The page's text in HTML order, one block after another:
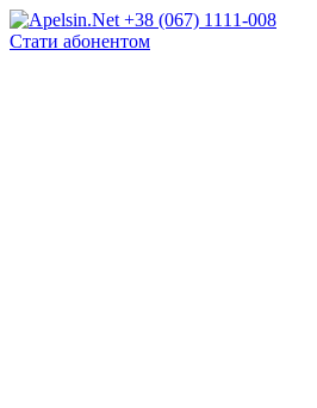
+38 (067) 1111-008
Стати абонентом